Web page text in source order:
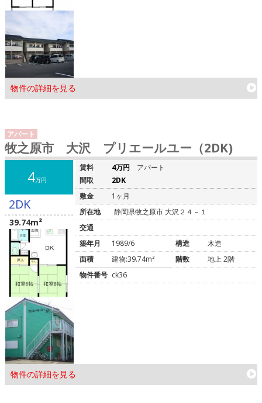
物件の詳細を見る
アパート
牧之原市 大沢 プリエールユー（2DK)
4万円
2DK
39.74m²
物件の詳細を見る
賃料 4万円
アパート
間取
2DK
敷金
1ヶ月
所在地
静岡県牧之原市 大沢２４－１
交通
築年月
1989/6 構造
木造
面積
建物:39.74m² 階数
地上 2階
物件番号 ck36